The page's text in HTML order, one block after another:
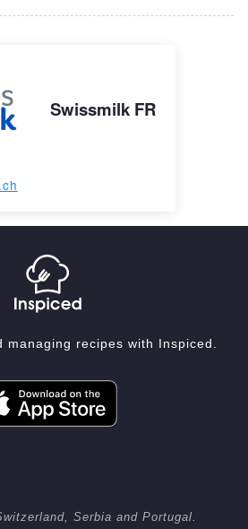
Swissmilk FR
recipes with Inspiced.
Serbia and Portugal.